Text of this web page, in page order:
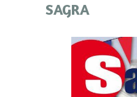
SAGRA